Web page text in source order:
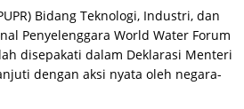
Bidang Teknologi, Industri, dan
Penyelenggara World Water Forum
disepakati dalam Deklarasi Menteri
dengan aksi nyata oleh negara-